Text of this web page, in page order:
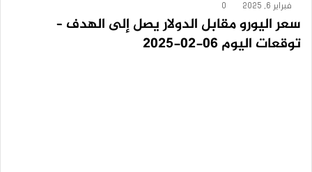
فبراير 6, 2025 0
سعر اليورو مقابل الدولار يصل إلى الهدف –
توقعات اليوم 06-02-2025